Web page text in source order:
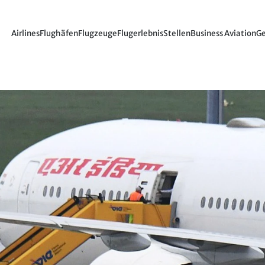
AirlinesFlughäfenFlugzeugeFlugerlebnisStellenBusiness Aviation